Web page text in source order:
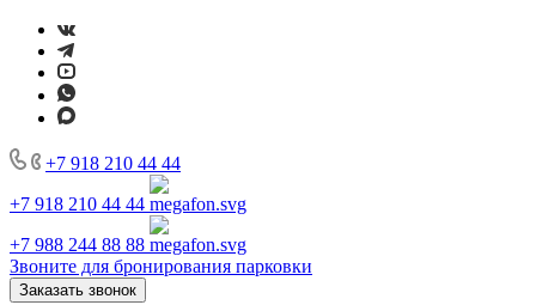
+7 918 210 44 44
+7 918 210 44 44
+7 988 244 88 88
Звоните для бронирования парковки
Заказать звонок